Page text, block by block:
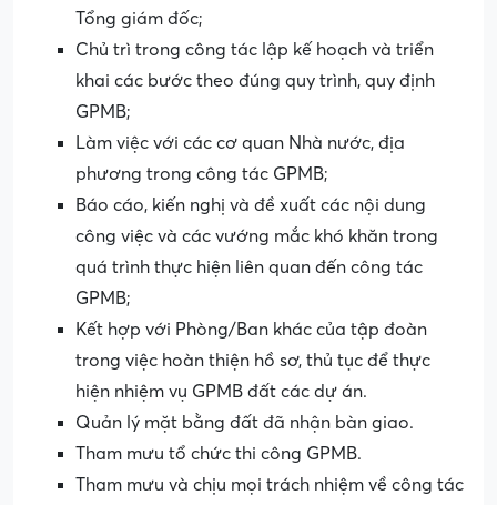
Tổng giám đốc;
Chủ trì trong công tác lập kế hoạch và triển
khai các bước theo đúng quy trình, quy định
GPMB;
Làm việc với các cơ quan Nhà nước, địa
phương trong công tác GPMB;
Báo cáo, kiến nghị và đề xuất các nội dung
công việc và các vướng mắc khó khăn trong
quá trình thực hiện liên quan đến công tác
GPMB;
Kết hợp với Phòng/Ban khác của tập đoàn
trong việc hoàn thiện hồ sơ, thủ tục để thực
hiện nhiệm vụ GPMB đất các dự án.
Quản lý mặt bằng đất đã nhận bàn giao.
Tham mưu tổ chức thi công GPMB.
Tham mưu và chịu mọi trách nhiệm về công tác